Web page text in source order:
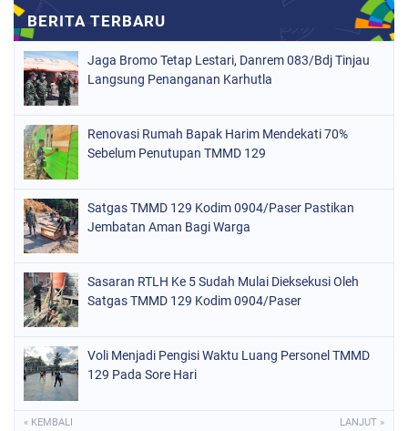
Jaga Bromo Tetap Lestari, Danrem 083/Bdj Tinjau
Langsung Penanganan Karhutla
Renovasi Rumah Bapak Harim Mendekati 70%
Sebelum Penutupan TMMD 129
Satgas TMMD 129 Kodim 0904/Paser Pastikan
Jembatan Aman Bagi Warga
Sasaran RTLH Ke 5 Sudah Mulai Dieksekusi Oleh
Satgas TMMD 129 Kodim 0904/Paser
Voli Menjadi Pengisi Waktu Luang Personel TMMD
129 Pada Sore Hari
« KEMBALI LANJUT »